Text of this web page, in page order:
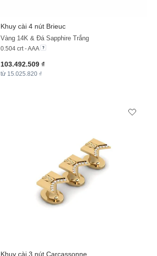
Khuy cài 4 nút Brieuc
Vàng 14K & Đá Sapphire Trắng
0.504 crt - AAA
103.492.509 ₫
từ 15.025.820 ₫
Khuy cài 3 nút Carcassonne